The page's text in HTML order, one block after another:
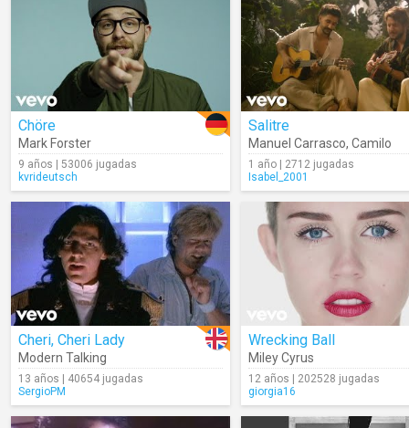
Chöre
Mark Forster
9 años | 53006 jugadas
kvrideutsch
Salitre
Manuel Carrasco, Camilo
1 año | 2712 jugadas
Isabel_2001
Cheri, Cheri Lady
Modern Talking
13 años | 40654 jugadas
SergioPM
Wrecking Ball
Miley Cyrus
12 años | 202528 jugadas
giorgia16